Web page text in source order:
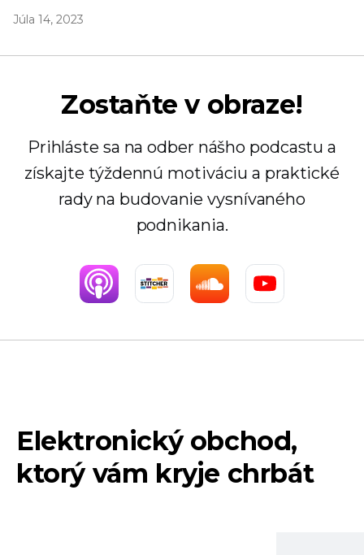
Júla 14, 2023
Zostaňte v obraze!
Prihláste sa na odber nášho podcastu a
získajte týždennú motiváciu a praktické
rady na budovanie vysnívaného
podnikania.
Elektronický obchod,
ktorý vám kryje chrbát